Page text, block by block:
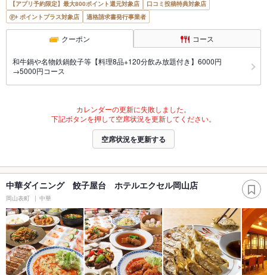
【アプリ予約限定】最大800ポイント還元対象店
口コミ投稿特典対象店
ポイントプラス対象店
適格請求書発行事業者
クーポン コース
和牛鍋や名物鉄鍋餃子等【料理8品+120分飲み放題付き】6000円
→5000円コース
カレンダーの更新に失敗しました。
下記ボタンを押して空席状況を更新してください。
空席状況を更新する
中華ダイニング 餃子屋台 ホテルエクセル岡山店
岡山表町 中華